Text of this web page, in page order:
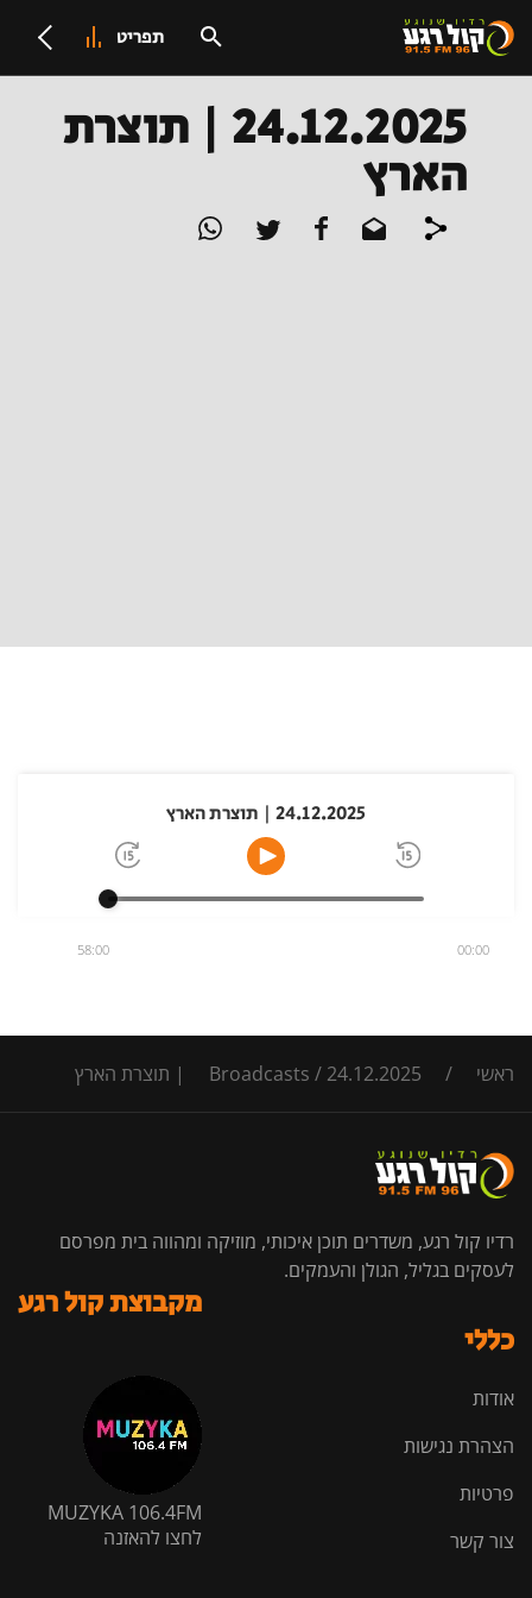
תפריט
24.12.2025 | תוצרת
הארץ
24.12.2025 | תוצרת הארץ
00:00
58:00
ראשי /
Broadcasts / 24.12.2025 | תוצרת הארץ
רדיו קול רגע, משדרים תוכן איכותי, מוזיקה ומהווה בית מפרסם
לעסקים בגליל, הגולן והעמקים.
כללי
אודות
הצהרת נגישות
פרטיות
צור קשר
מקבוצת קול רגע
MUZYKA 106.4FM
לחצו להאזנה